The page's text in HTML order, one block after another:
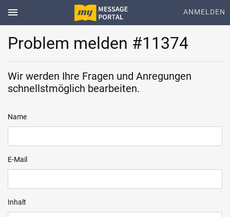
menu ANMELDEN
Problem melden #11374
Wir werden Ihre Fragen und Anregungen
schnellstmöglich bearbeiten.
Name
E-Mail
Inhalt